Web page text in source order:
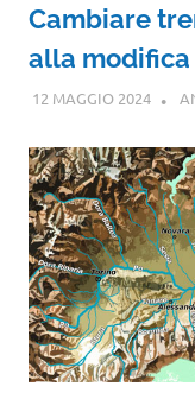
Cambiare
alla
12 MAGGIO 2024